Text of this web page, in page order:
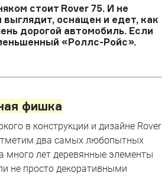
стоит Rover 75. И не
выглядит, оснащен и едет, как
дорогой автомобиль. Если
«Роллс-Ройс».
фишка
в конструкции и дизайне Rover
два самых любопытных
много лет деревянные элементы
не просто декоративными